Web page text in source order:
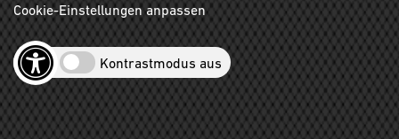
Cookie-Einstellungen anpassen
Kontrastmodus aus